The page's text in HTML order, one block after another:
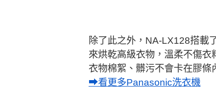
除了此之外，NA-LX128搭載
來烘乾高級衣物，溫柔不傷
衣物棉絮、髒污不會卡在膠條
➡看更多Panasonic洗衣機